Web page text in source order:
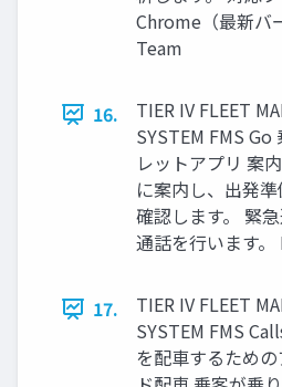
Chrome（最新バ
Team
16.
TIER IV FLEET
SYSTEM FMS
レットアプリ 案
に案内し、出発
確認します。 緊
通話を行います。
17.
TIER IV FLEET
SYSTEM FMS
を配車するため